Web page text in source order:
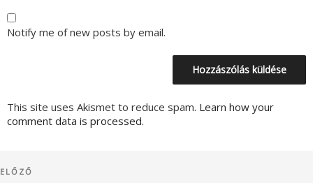
Notify me of new posts by email.
This site uses Akismet to reduce spam. Learn how your
comment data is processed.
Korábbi
ELŐZŐ